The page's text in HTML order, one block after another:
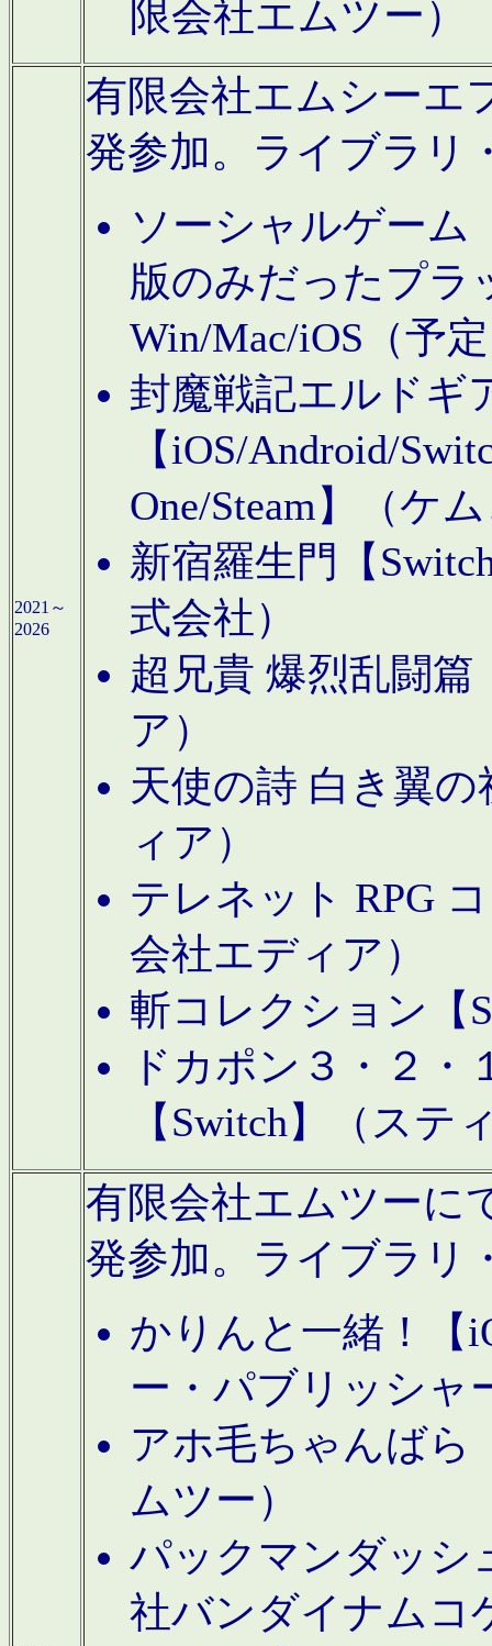
限会社エムツー）
2021～
2026
有限会社エムシーエ
発参加。ライブラリ
ソーシャルゲーム
版のみだったプラ
Win/Mac/iOS（予
封魔戦記エルドギ
【iOS/Android/
One/Steam】（ケ
新宿羅生門【
式会社）
超兄貴 爆烈乱闘篇
ア）
天使の詩 白き翼
ィア）
テレネット RPG
会社エディア）
斬コレクション【
ドカポン３・２
【Switch】（ステ
有限会社エムツーに
発参加。ライブラリ
かりんと一緒！【
ー・パブリッシャ
アホ毛ちゃんばら
ムツー）
パックマンダッシ
社バンダイナムコ